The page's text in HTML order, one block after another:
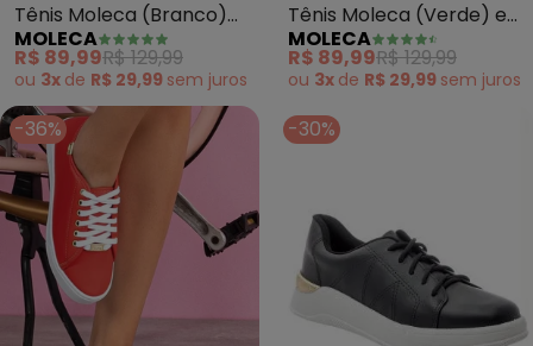
Tênis Moleca (Branco)
em Sintético
MOLECA
R$ 89,99R$ 129,99
ou 3x de R$ 29,99 sem juros
Tênis Moleca (Verde) em
Tecido
MOLECA
R$ 89,99R$ 129,99
ou 3x de R$ 29,99 sem juros
-36% -30%